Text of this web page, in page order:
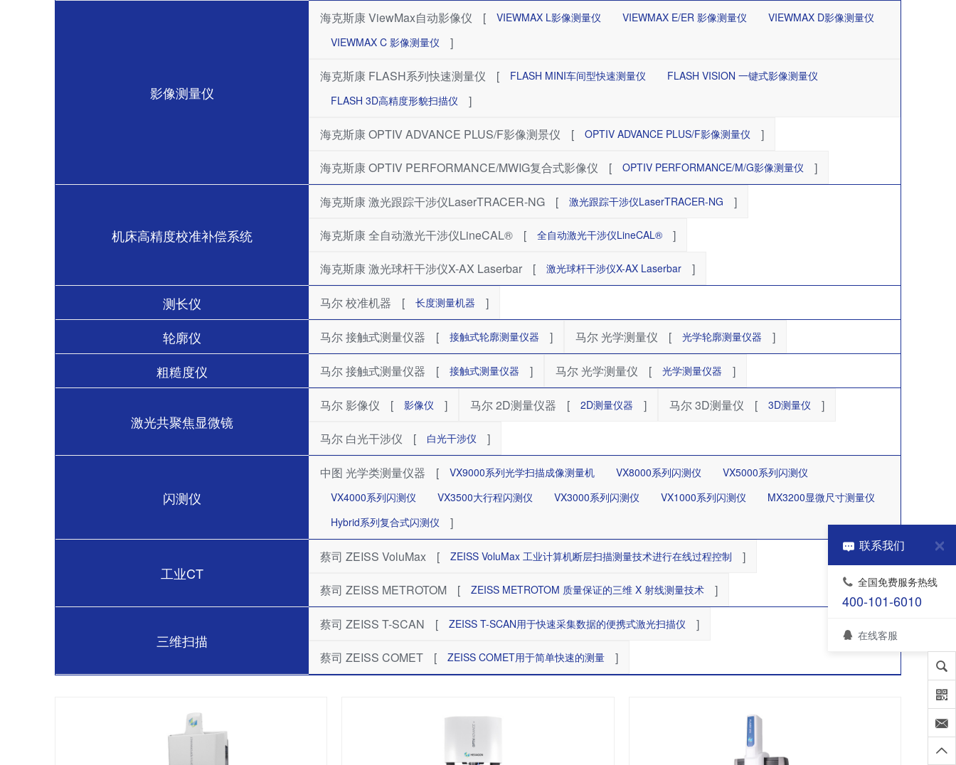
影像测量仪
海克斯康 ViewMax自动影像仪 [ VIEWMAX L影像测量仪 VIEWMAX E/ER 影像测量仪
VIEWMAX D影像测量仪
VIEWMAX C 影像测量仪
]
海克斯康 FLASH系列快速测量仪 [ FLASH MINI车间型快速测量仪
FLASH VISION 一键式影像测量仪
FLASH 3D高精度形貌扫描仪
]
海克斯康 OPTIV ADVANCE PLUS/F影像测景仪 [ OPTIV ADVANCE PLUS/F影像测量仪 ]
海克斯康 OPTIV PERFORMANCE/MWIG复合式影像仪 [ OPTIV PERFORMANCE/M/G影像测量仪 ]
机床高精度校准补偿系统
海克斯康 激光跟踪干涉仪LaserTRACER-NG [ 激光跟踪干涉仪LaserTRACER-NG ]
海克斯康 全自动激光干涉仪LineCAL® [ 全自动激光干涉仪LineCAL® ]
海克斯康 激光球杆干涉仪X-AX Laserbar [ 激光球杆干涉仪X-AX Laserbar ]
测长仪 马尔 校准机器 [ 长度测量机器 ]
轮廓仪 马尔 接触式测量仪器 [ 接触式轮廓测量仪器 ] 马尔 光学测量仪 [ 光学轮廓测量仪器 ]
粗糙度仪 马尔 接触式测量仪器 [ 接触式测量仪器 ] 马尔 光学测量仪 [ 光学测量仪器 ]
激光共聚焦显微镜
马尔 影像仪 [ 影像仪 ] 马尔 2D测量仪器 [ 2D测量仪器 ] 马尔 3D测量仪 [ 3D测量仪 ]
马尔 白光干涉仪 [ 白光干涉仪 ]
闪测仪
中图 光学类测量仪器 [ VX9000系列光学扫描成像测量机 VX8000系列闪测仪
VX5000系列闪测仪
VX4000系列闪测仪
VX3500大行程闪测仪 VX3000系列闪测仪 VX1000系列闪测仪
MX3200显微尺寸测量仪
Hybrid系列复合式闪测仪
]
工业CT
蔡司 ZEISS VoluMax [ ZEISS VoluMax 工业计算机断层扫描测量技术进行在线过程控制 ]
蔡司 ZEISS METROTOM [ ZEISS METROTOM 质量保证的三维 X 射线测量技术 ]
三维扫描
蔡司 ZEISS T-SCAN [ ZEISS T-SCAN用于快速采集数据的便携式激光扫描仪 ]
蔡司 ZEISS COMET [ ZEISS COMET用于简单快速的测量 ]
联系我们
全国免费服务热线
400-101-6010
在线客服